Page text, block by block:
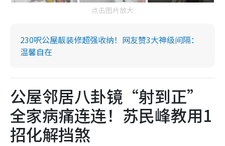
点击图片放大
230呎公屋靓装修超强收纳！网友赞3大神级间隔：
温馨自在
公屋邻居八卦镜“射到正”
全家病痛连连！苏民峰教用1
招化解挡煞